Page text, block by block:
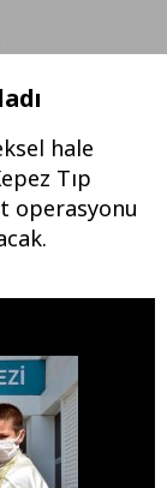
hale
Tıp
operasyonu